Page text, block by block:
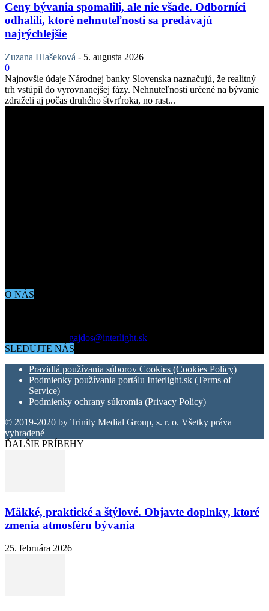
Ceny bývania spomalili, ale nie všade. Odborníci
odhalili, ktoré nehnuteľnosti sa predávajú
najrýchlejšie
Zuzana Hlašeková - 5. augusta 2026
0
Najnovšie údaje Národnej banky Slovenska naznačujú, že realitný
trh vstúpil do vyrovnanejšej fázy. Nehnuteľnosti určené na bývanie
zdraželi aj počas druhého štvrťroka, no rast...
O NÁS
gajdos@interlight.sk
SLEDUJTE NÁS
Pravidlá používania súborov Cookies (Cookies Policy)
Podmienky používania portálu Interlight.sk (Terms of
Service)
Podmienky ochrany súkromia (Privacy Policy)
© 2019-2020 by Trinity Medial Group, s. r. o. Všetky práva
vyhradené
ĎALŠIE PRÍBEHY
Mäkké, praktické a štýlové. Objavte doplnky, ktoré
zmenia atmosféru bývania
25. februára 2026